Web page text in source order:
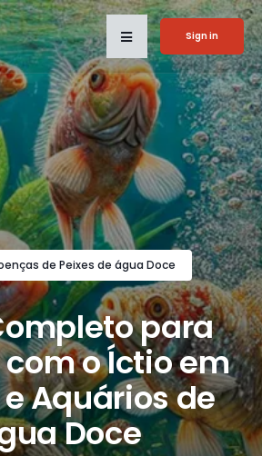
Sign in
de Peixes de água Doce
para
o Íctio em
Aquários de
Doce